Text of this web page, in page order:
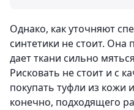
Однако, как уточняют
синтетики не стоит.
дает ткани сильно
Рисковать не стоит и с
покупать туфли из
конечно, подходящего